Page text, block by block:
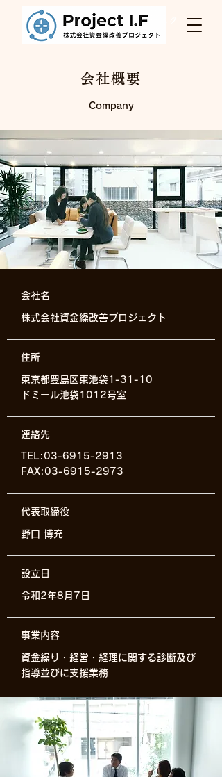
Project I.F
株式会社資金繰改善プロジェク
ト
会社概要
Company
​会社名
​株式会社資金繰改善プロジェクト
​住所
​東京都豊島区東池袋1-31-10
ドミール池袋1012号室
​連絡先
​TEL:03-6915-2913
FAX:03-6915-2973
​代表取締役
​野口 博充
​設立日
​令和2年8月7日
​事業内容
​資金繰り・経営・経理に関する診断及び
指導並びに支援業務